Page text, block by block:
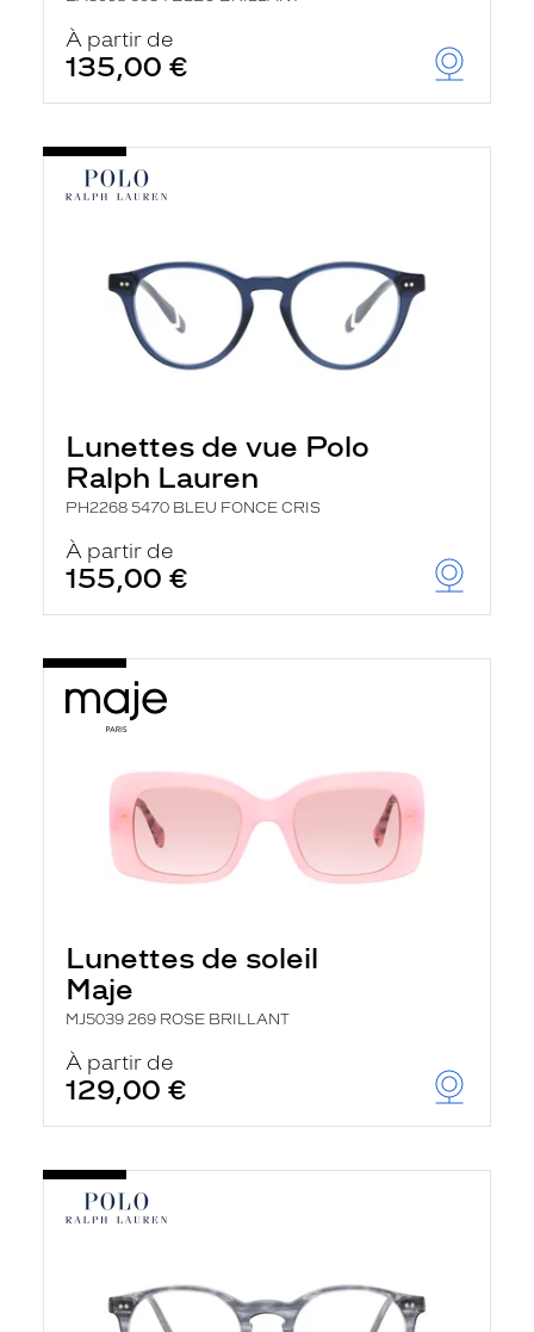
À partir de
135,00 €
Lunettes de vue Polo
Ralph Lauren
PH2268 5470 BLEU FONCE CRIS
À partir de
155,00 €
Lunettes de soleil
Maje
MJ5039 269 ROSE BRILLANT
À partir de
129,00 €